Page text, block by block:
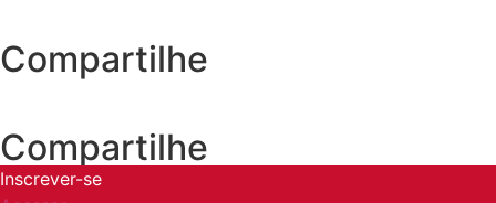
Compartilhe
Compartilhe
Inscrever-se